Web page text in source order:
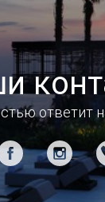
ответит